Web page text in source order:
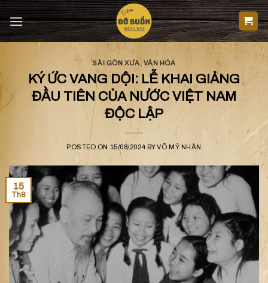
Skip
to
content
SÀI GÒN XƯA, VĂN HÓA
KÝ ỨC VANG DỘI: LỄ KHAI GIẢNG
ĐẦU TIÊN CỦA NƯỚC VIỆT NAM
ĐỘC LẬP
POSTED ON 15/08/2024 BYVÕ MỸ NHÂN
15
Th8